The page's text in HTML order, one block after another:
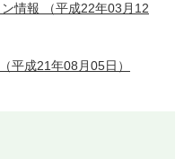
情報 （平成22年03月12
（平成21年08月05日）